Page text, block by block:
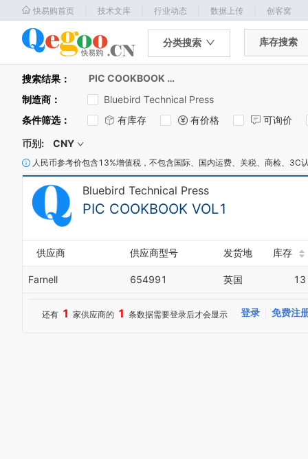
快易购首页 技术文库 行业动态 数据上传 创客窝
分类搜索 库存搜索
搜索结果：
PIC COOKBOOK VOL1
制造商 ：
Bluebird Technical Press
条件筛选： 有库存 有价格
可询价
币别:
CNY
人民币参考价包含13%增值税，不包含国际、国内运费、关税、商检、3C
Bluebird Technical Press
PIC COOKBOOK VOL1
供应商 供应商型号 发货地 库存
Farnell 654991 英国 13
还有 1 家供应商的 1 条数据需要登录后才会显示 登录 免费注